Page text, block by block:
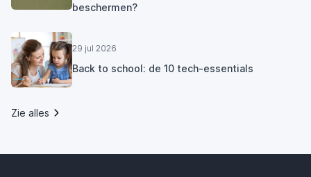
beschermen?
29 jul 2026
Back to school: de 10 tech-essentials
Zie alles